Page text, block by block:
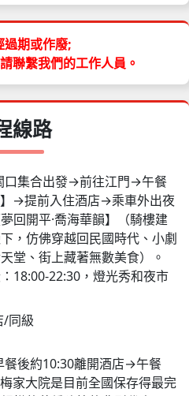
過期或作廢;
聯繫我們的工作人員。
線路
口集合出發→前往江門→午餐
→提前入住酒店→乘車外出夜
回開平·喬海華韻】（騎樓建
，仿佛穿越回民國時代、小劇
堂、街上藏著無數美食）。
：18:00-22:30，燈光秀和夜市
/同級
餐後約10:30離開酒店→午餐
家大院是目前全國保存得最完